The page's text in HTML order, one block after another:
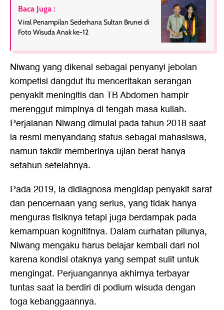
Baca Juga :
Viral Penampilan Sederhana Sultan Brunei di
Foto Wisuda Anak ke-12
Niwang yang dikenal sebagai penyanyi jebolan
kompetisi dangdut itu menceritakan serangan
penyakit meningitis dan TB Abdomen hampir
merenggut mimpinya di tengah masa kuliah.
Perjalanan Niwang dimulai pada tahun 2018 saat
ia resmi menyandang status sebagai mahasiswa,
namun takdir memberinya ujian berat hanya
setahun setelahnya.
Pada 2019, ia didiagnosa mengidap penyakit saraf
dan pencernaan yang serius, yang tidak hanya
menguras fisiknya tetapi juga berdampak pada
kemampuan kognitifnya. Dalam curhatan pilunya,
Niwang mengaku harus belajar kembali dari nol
karena kondisi otaknya yang sempat sulit untuk
mengingat. Perjuangannya akhirnya terbayar
tuntas saat ia berdiri di podium wisuda dengan
toga kebanggaannya.